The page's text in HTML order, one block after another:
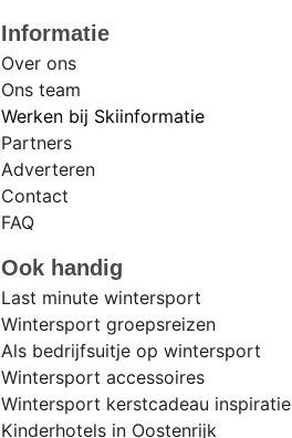
Informatie
Over ons
Ons team
Werken bij Skiinformatie
Partners
Adverteren
Contact
FAQ
Ook handig
Last minute wintersport
Wintersport groepsreizen
Als bedrijfsuitje op wintersport
Wintersport accessoires
Wintersport kerstcadeau inspiratie
Kinderhotels in Oostenrijk